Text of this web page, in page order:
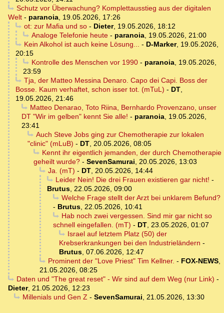
Schutz vor Überwachung? Komplettausstieg aus der digitalen
Welt - paranoia, 19.05.2026, 17:26
ot: zur Mafia und so- Dieter, 19.05.2026, 18:12
Analoge Telefonie heute- paranoia, 19.05.2026, 21:00
Kein Alkohol ist auch keine Lösung... - D-Marker, 19.05.2026,
20:15
Kontrolle des Menschen vor 1990- paranoia, 19.05.2026,
23:59
Tja, der Matteo Messina Denaro. Capo dei Capi. Boss der
Bosse. Kaum verhaftet, schon isser tot. (mTuL) - DT,
19.05.2026, 21:46
Matteo Denarao, Toto Riina, Bernhardo Provenzano, unser
DT "Wir im gelben" kennt Sie alle! - paranoia, 19.05.2026,
23:41
Auch Steve Jobs ging zur Chemotherapie zur lokalen
"clinic" (mLuB) - DT, 20.05.2026, 08:05
Kennt ihr eigentlich jemanden, der durch Chemotherapie
geheilt wurde? - SevenSamurai, 20.05.2026, 13:03
Ja. (mT) - DT, 20.05.2026, 14:44
Leider Nein! Die drei Frauen existieren gar nicht! -
Brutus, 22.05.2026, 09:00
Welche Frage stellt der Arzt bei unklarem Befund?
- Brutus, 22.05.2026, 10:41
Hab noch zwei vergessen. Sind mir gar nicht so
schnell eingefallen. (mT) - DT, 23.05.2026, 01:07
Israel auf letztem Platz (50) der
Krebserkrankungen bei den Industrieländern -
Brutus, 07.06.2026, 12:47
Prominent der "Love Priest" Tim Kellner. - FOX-NEWS,
21.05.2026, 08:25
Daten und "The great reset" - Wir sind auf dem Weg (nur Link) -
Dieter, 21.05.2026, 12:23
Millenials und Gen Z- SevenSamurai, 21.05.2026, 13:30